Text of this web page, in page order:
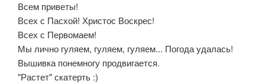
Всем приветы!
Всех с Пасхой! Христос Воскрес!
Всех с Первомаем!
Мы лично гуляем, гуляем, гуляем... Погода удалась!
Вышивка понемногу продвигается.
"Растет" скатерть :)